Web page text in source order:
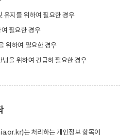
유지를 위하여 필요한 경우
필요한 경우
위하여 필요한 경우
을 위하여 긴급히 필요한 경우
는 처리하는 개인정보 항목이